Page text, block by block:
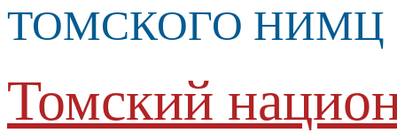
ТОМСКОГО НИМЦ
Томский